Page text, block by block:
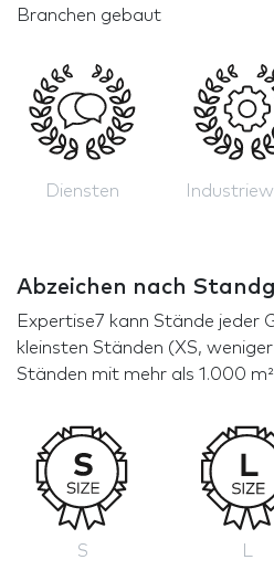
Branchen gebaut
Diensten
Abzeichen nach
Expertise7 kann Stände jeder
kleinsten Ständen (XS,
Ständen mit mehr als 1.000
S